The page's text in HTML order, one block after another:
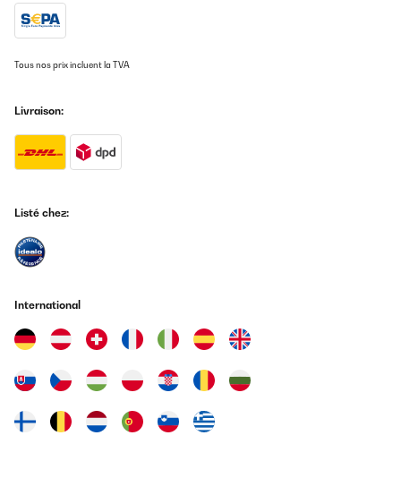
Tous nos prix incluent la TVA
Livraison:
Listé chez:
International